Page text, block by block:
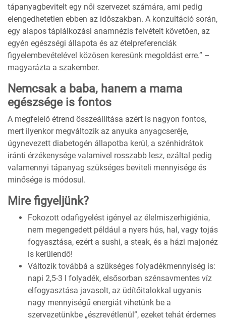
tápanyagbevitelt egy női szervezet számára, ami pedig
elengedhetetlen ebben az időszakban. A konzultáció során,
egy alapos táplálkozási anamnézis felvételt követően, az
egyén egészségi állapota és az ételpreferenciák
figyelembevételével közösen keresünk megoldást erre.” –
magyarázta a szakember.
Nemcsak a baba, hanem a mama
egészsége is fontos
A megfelelő étrend összeállítása azért is nagyon fontos,
mert ilyenkor megváltozik az anyuka anyagcseréje,
úgynevezett diabetogén állapotba kerül, a szénhidrátok
iránti érzékenysége valamivel rosszabb lesz, ezáltal pedig
valamennyi tápanyag szükséges beviteli mennyisége és
minősége is módosul.
Mire figyeljünk?
Fokozott odafigyelést igényel az élelmiszerhigiénia,
nem megengedett például a nyers hús, hal, vagy tojás
fogyasztása, ezért a sushi, a steak, és a házi majonéz
is kerülendő!
Változik továbbá a szükséges folyadékmennyiség is:
napi 2,5-3 l folyadék, elsősorban szénsavmentes víz
elfogyasztása javasolt, az üdítőitalokkal ugyanis
nagy mennyiségű energiát vihetünk be a
szervezetünkbe „észrevétlenül”, ezeket tehát érdemes